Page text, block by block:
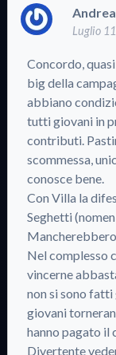
Andrea
Luglio
Concordo,
big della
abbiano
tutti giovani in
contributi.
scommessa,
conosce bene.
Con Villa la
Seghetti
Nel complesso
vincerne
non si sono
giovani
hanno pagato il
Divertente